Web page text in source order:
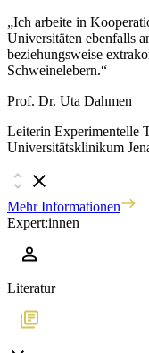
„Ich arbeite in
Universitäten ebenfalls
beziehungsweise
Schweinelebern.“
Prof. Dr. Uta Dahmen
Leiterin Experimentelle
Universitätsklinikum
Mehr Informationen
Expert:innen
Literatur